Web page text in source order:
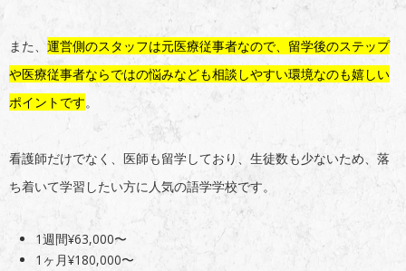
また、 運営側のスタッフは元医療従事者なので、留学後のステップ
や医療従事者ならではの悩みなども相談しやすい環境なのも嬉しい
ポイントです。
看護師だけでなく、医師も留学しており、生徒数も少ないため、落
ち着いて学習したい方に人気の語学学校です。
1週間¥63,000〜
1ヶ月¥180,000〜